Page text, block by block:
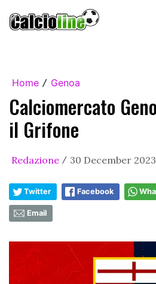
Home / Genoa
Calciomercato
il Grifone
Redazione / 30 December
Twitter Facebook
Email